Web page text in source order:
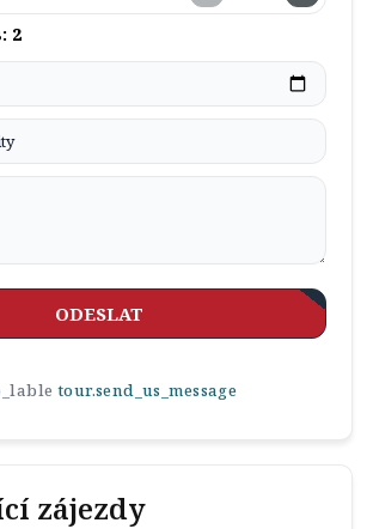
2
ODESLAT
tour.send_us_message
zájezdy